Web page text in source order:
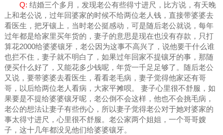
Q:结婚三个多月，发现老公有些得寸进尺，比方说，有天晚
上和老公说，过年回婆家的时候不给两位老人钱，直接带婆婆去
看医生，把牙镶上，当时老公挺感动，可是随后老公就说，每年
过年都是给家里买年货的，妻子的意思是现在也没有存款，只打
算花2000给婆婆镶牙，老公因为这事不高兴了，说他要干什么谁
也拦不住，妻子就不明白了，如果过年回家不提镶牙的事，那随
便买什么好了，又能花多少钱呢，年货一千足足够了。随后老公
又说，要带婆婆去看医生，看看老毛病，妻子觉得他家还有哥
哥，以后给两位老人看病，大家平摊呗。 妻子心里很不舒服，如
果要是不提给婆婆镶牙呢，老公倒不会这样，他也不会挑毛病，
老公的想法让妻子有些伤心，所以妻子觉得老公对于她对婆家的
事太得寸进尺，心里很不舒服。老公家两个姐姐，一个哥哥嫂
子，这十几年都没见他们给婆婆镶牙。